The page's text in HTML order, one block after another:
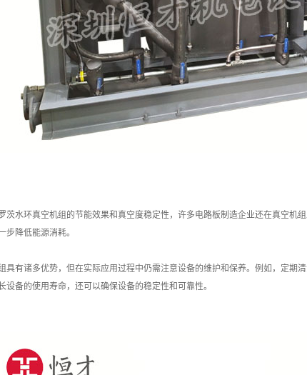
茨水环真空机组的节能效果和真空度稳定性，许多电路板制造企业还在真空机
步降低能源消耗。
具有诸多优势，但在实际应用过程中仍需注意设备的维护和保养。例如，定期
设备的使用寿命，还可以确保设备的稳定性和可靠性。